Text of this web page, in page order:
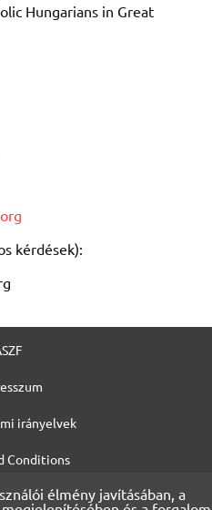
Hungarians in Great
kérdések):
irányelvek
Conditions
Noticeélmény javításában, a